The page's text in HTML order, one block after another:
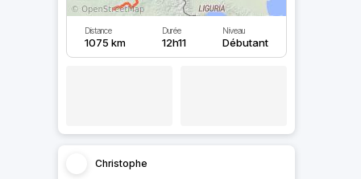
Distance
1075 km
Durée
12h11
Niveau
Débutant
Christophe